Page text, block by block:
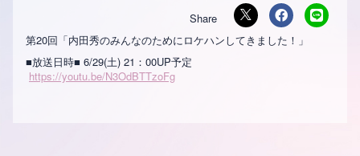
第20回「内田秀のみんなのためにロケハンしてきました！」
■放送日時■ 6/29(土) 21：00UP予定
https://youtu.be/N3OdBTTzoFg